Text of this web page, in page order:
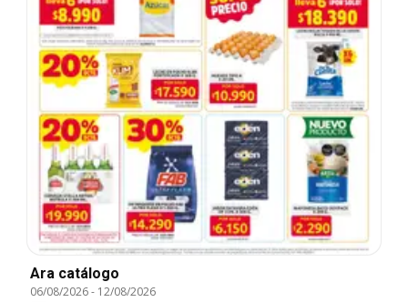
Ara catálogo
06/08/2026- 12/08/2026